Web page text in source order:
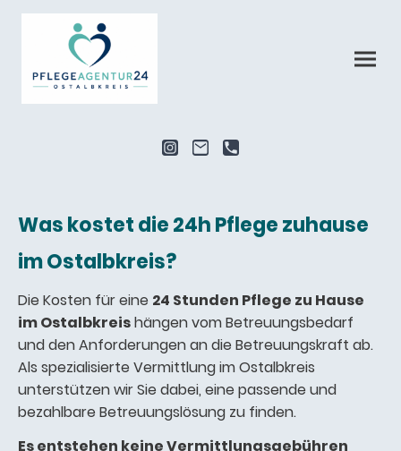
Was kostet die 24h Pflege zuhause
im Ostalbkreis?
Die Kosten für eine 24 Stunden Pflege zu Hause
im Ostalbkreishängen vom Betreuungsbedarf
und den Anforderungen an die Betreuungskraft ab.
Als spezialisierte Vermittlung im Ostalbkreis
unterstützen wir Sie dabei, eine passende und
bezahlbare Betreuungslösung zu finden.
Es entstehen keine Vermittlungsgebühren